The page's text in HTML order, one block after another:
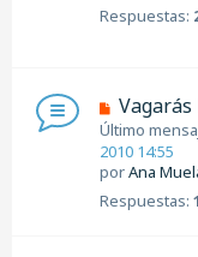
Respuestas:
Último
2010 14:55
porAna
Respuestas: